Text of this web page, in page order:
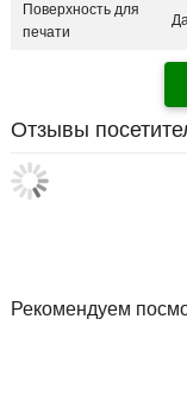
Поверхность для
печати
Отзывы
Рекомендуем